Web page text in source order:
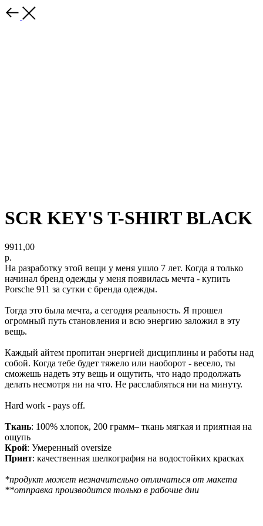
SCR KEY'S T-SHIRT BLACK
9911,00
р.
На разработку этой вещи у меня ушло 7 лет. Когда я только
начинал бренд одежды у меня появилась мечта - купить
Porsche 911 за сутки с бренда одежды.
Тогда это была мечта, а сегодня реальность. Я прошел
огромный путь становления и всю энергию заложил в эту
вещь.
Каждый айтем пропитан энергией дисциплины и работы над
собой. Когда тебе будет тяжело или наоборот - весело, ты
сможешь надеть эту вещь и ощутить, что надо продолжать
делать несмотря ни на что. Не расслабляться ни на минуту.
Hard work - pays off.
Ткань: 100% хлопок, 200 грамм– ткань мягкая и приятная на
ощупь
Крой: Умеренный oversize
Принт: качественная шелкография на водостойких красках
*продукт может незначительно отличаться от макета
**отправка производится только в рабочие дни